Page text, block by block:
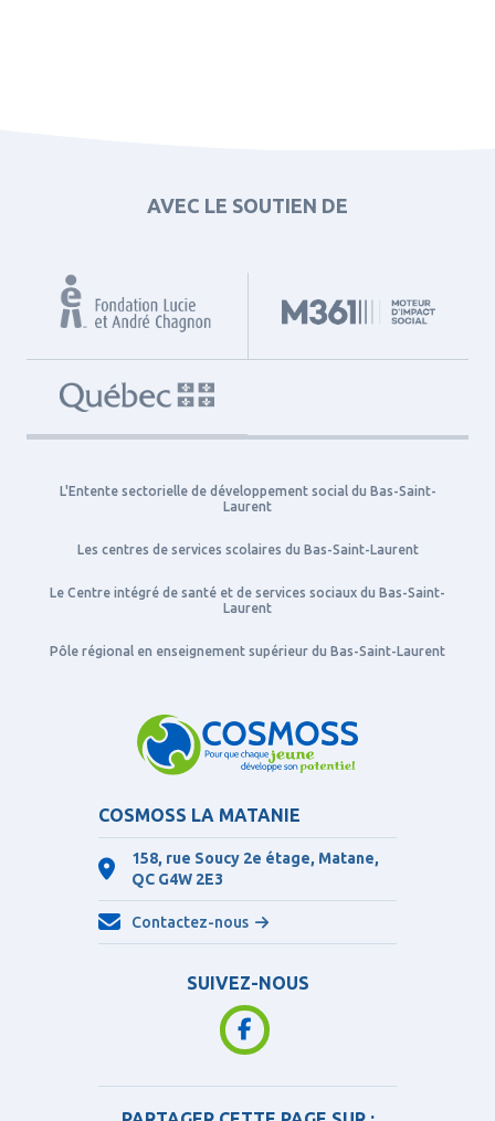
AVEC LE SOUTIEN DE
L'Entente sectorielle de développement social du Bas-Saint-
Laurent
Les centres de services scolaires du Bas-Saint-Laurent
Le Centre intégré de santé et de services sociaux du Bas-Saint-
Laurent
Pôle régional en enseignement supérieur du Bas-Saint-Laurent
COSMOSS LA MATANIE
158, rue Soucy 2e étage, Matane,
QC G4W 2E3
Contactez-nous
SUIVEZ-NOUS